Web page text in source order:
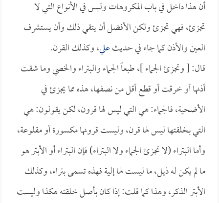
أن هذا داخل في باب المكروهات وليس في الأنواع التي لا
تجزئ، فهي تجزئ ولكن الأفضل أن يتقي ذلك وأن يستشرف
العين والأذن كما جاء في حديثعلي، وكذلك القرن.
قال: [ وتجزئ الجماء ]، طبعاً الجماء والبتراء والخصي وما شقت
أذنها أو خرقت أو قطع أقل من نصفها، هذه مما يجزئ في
الأضحية، فالجماء: هي التي ليس لها قرون، لكن يقولون: هي
التي بخلقتها ليس لها قرن، وليست قرونها مكسورة أو مقلوعة،
وأما البتراء (لا تجزئ الجماء ولا البتراء) فإن البتراء أو الأبتر هو
ما لم يكن له ذيل، ما ليست لها إلية فهذه تسمى بتراء، وكذلك
الأبتر الذكر، وهذا كما قلت: إذا كان بأصل خلقته هكذا وليست